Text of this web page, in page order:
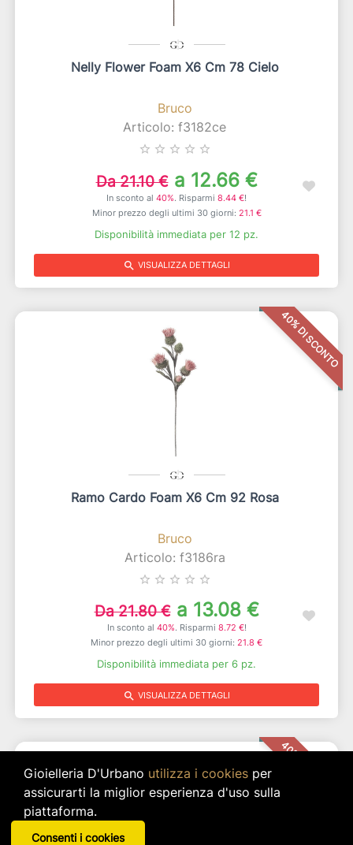
Nelly Flower Foam X6 Cm 78 Cielo
Bruco
Articolo: f3182ce
star_border star_border star_border star_border star_border
Da 21.10 €a 12.66 €
In sconto al 40%. Risparmi 8.44 €!
Minor prezzo degli ultimi 30 giorni: 21.1 €
Disponibilità immediata per 12 pz.
search VISUALIZZA DETTAGLI
40% DI SCONTO
Ramo Cardo Foam X6 Cm 92 Rosa
Bruco
Articolo: f3186ra
star_border star_border star_border star_border star_border
Da 21.80 €a 13.08 €
In sconto al 40%. Risparmi 8.72 €!
Minor prezzo degli ultimi 30 giorni: 21.8 €
Disponibilità immediata per 6 pz.
search VISUALIZZA DETTAGLI
40% DI SCONTO
Gioielleria D'Urbano utilizza i cookiesper
assicurarti la miglior esperienza d'uso sulla
piattaforma.
Consenti i cookies